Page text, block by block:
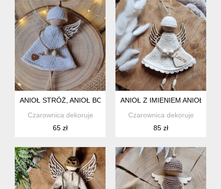
ANIOŁ STRÓŻ, ANIOŁ BOHO, ANIOŁ NA PREZENT, UPOMINEK
Czarownica dekoruje
65 zł
ANIOŁ Z IMIENIEM ANIOŁ
Czarownica dekoruje
85 zł